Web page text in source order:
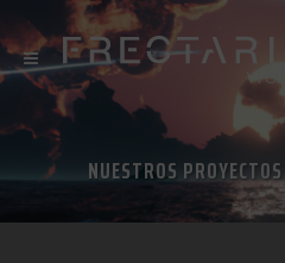
NUESTROS PROYECTOS